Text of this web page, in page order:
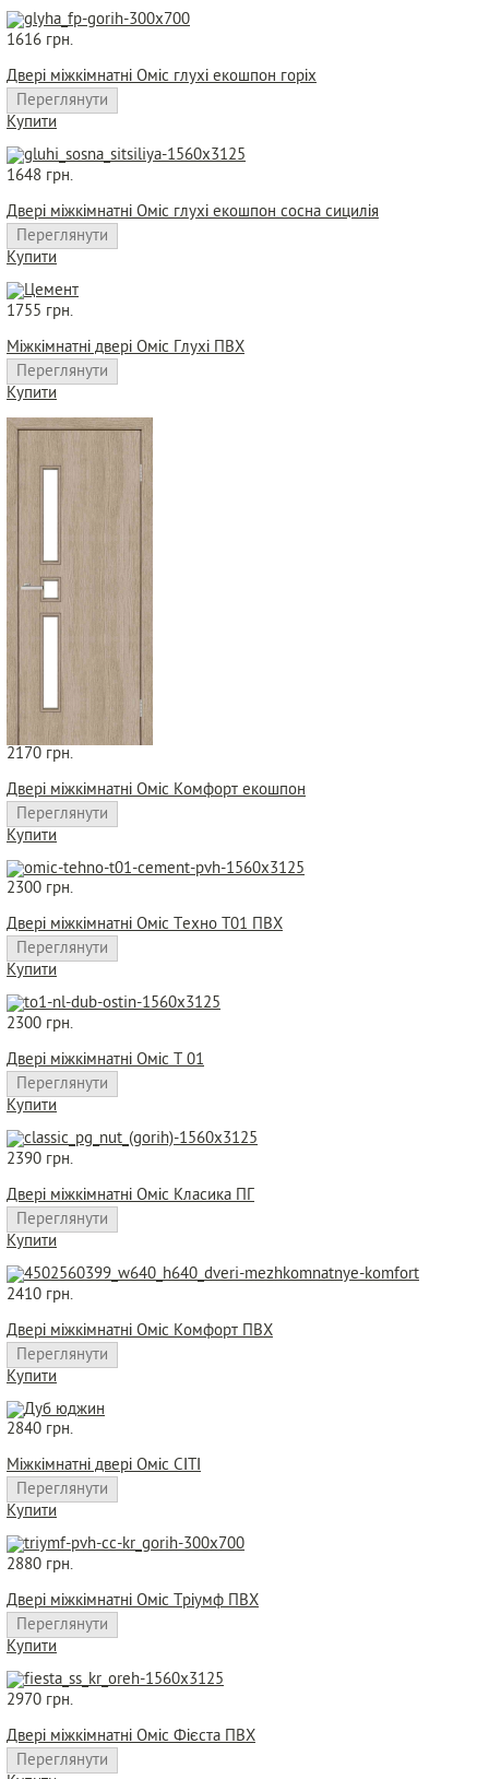
1616 грн.
Двері міжкімнатні Оміс глухі екошпон горіх
Переглянути
Купити
1648 грн.
Двері міжкімнатні Оміс глухі екошпон сосна сицилія
Переглянути
Купити
1755 грн.
Міжкімнатні двері Оміс Глухі ПВХ
Переглянути
Купити
2170 грн.
Двері міжкімнатні Оміс Комфорт екошпон
Переглянути
Купити
2300 грн.
Двері міжкімнатні Оміс Техно Т01 ПВХ
Переглянути
Купити
2300 грн.
Двері міжкімнатні Оміс Т 01
Переглянути
Купити
2390 грн.
Двері міжкімнатні Оміс Класика ПГ
Переглянути
Купити
2410 грн.
Двері міжкімнатні Оміс Комфорт ПВХ
Переглянути
Купити
2840 грн.
Міжкімнатні двері Оміс СІТІ
Переглянути
Купити
2880 грн.
Двері міжкімнатні Оміс Тріумф ПВХ
Переглянути
Купити
2970 грн.
Двері міжкімнатні Оміс Фієста ПВХ
Переглянути